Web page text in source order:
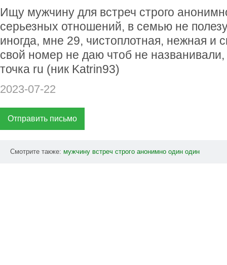
Ищу мужчину для встреч строго
серьезных отношений, в семью не
иногда, мне 29, чистоплотная, нежная и
свой номер не даю чтоб не
точка ru (ник Katrin93)
2023-07-22
Отправить письмо
Смотрите также: мужчину встреч строго анонимно один один